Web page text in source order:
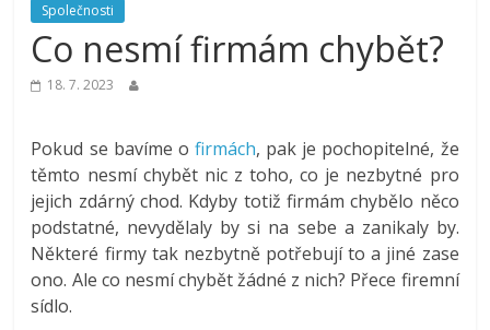
Společnosti
Co nesmí firmám chybět?
18. 7. 2023
Pokud se bavíme o firmách, pak je pochopitelné, že
těmto nesmí chybět nic z toho, co je nezbytné pro
jejich zdárný chod. Kdyby totiž firmám chybělo něco
podstatné, nevydělaly by si na sebe a zanikaly by.
Některé firmy tak nezbytně potřebují to a jiné zase
ono. Ale co nesmí chybět žádné z nich? Přece firemní
sídlo.